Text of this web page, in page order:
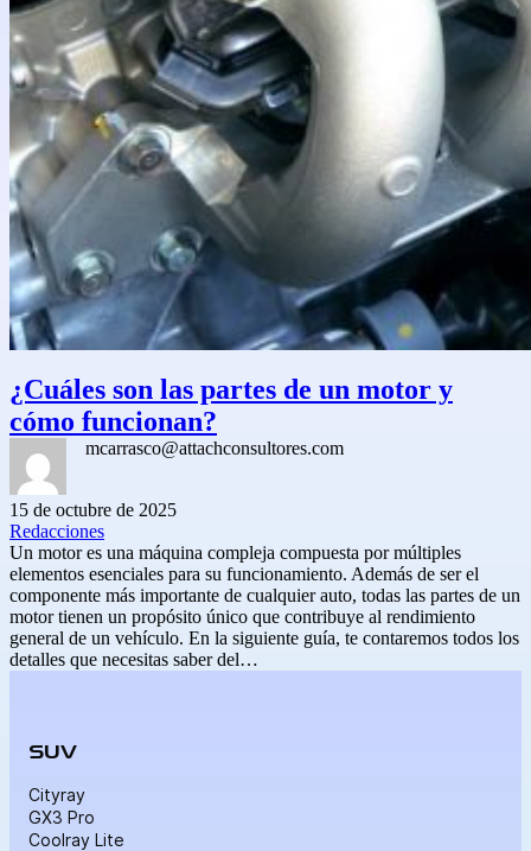
¿Cuáles son las partes de un motor y
cómo funcionan?
mcarrasco@attachconsultores.com
15 de octubre de 2025
Redacciones
Un motor es una máquina compleja compuesta por múltiples
elementos esenciales para su funcionamiento. Además de ser el
componente más importante de cualquier auto, todas las partes de un
motor tienen un propósito único que contribuye al rendimiento
general de un vehículo. En la siguiente guía, te contaremos todos los
detalles que necesitas saber del…
SUV
Cityray
GX3 Pro
Coolray Lite